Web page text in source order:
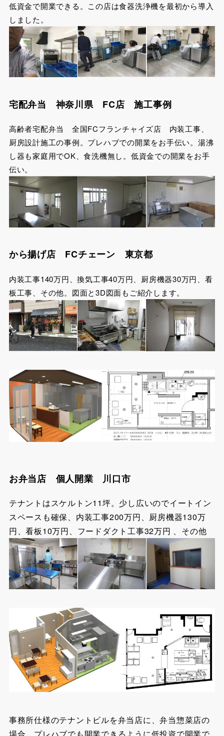
低資金で開業できる。この店は食器洗浄機を最初から導入
しました。
宅配弁当 神奈川県 FC店 施工事例
高齢者宅配弁当 全国FCフランチャイズ店 内装工事、
厨房設計施工の事例。プレハブでの開業をお手伝い。湯沸
し器も家庭用でOK、食洗機無し。低資金での開業をお手
伝い。
から揚げ店 FCチェーン 東京都
内装工事140万円、換気工事40万円、厨房機器30万円、看
板工事、その他。図面と3D図面もご紹介します。
お弁当店 個人開業 川口市
テナントはスケルトン11坪。少し広いのでイートイン
スペースも確保、 内装工事200万円、厨房機器130万
円、看板10万円、フードダクト工事32万円 、その他
事務所仕様のテナントビルを弁当店に、弁当惣菜店の
場合、プレハブでも開業できるように低投資で開業で